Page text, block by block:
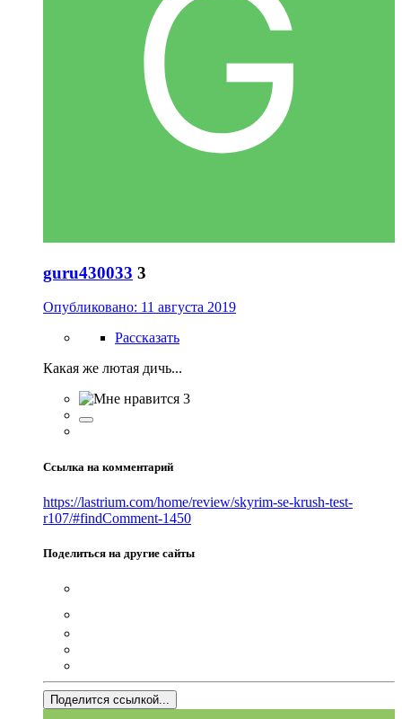
guru430033 3
Опубликовано: 11 августа 2019
Рассказать
Какая же лютая дичь...
3
Ссылка на комментарий
https://lastrium.com/home/review/skyrim-se-krush-test-
r107/#findComment-1450
Поделиться на другие сайты
Поделится ссылкой...